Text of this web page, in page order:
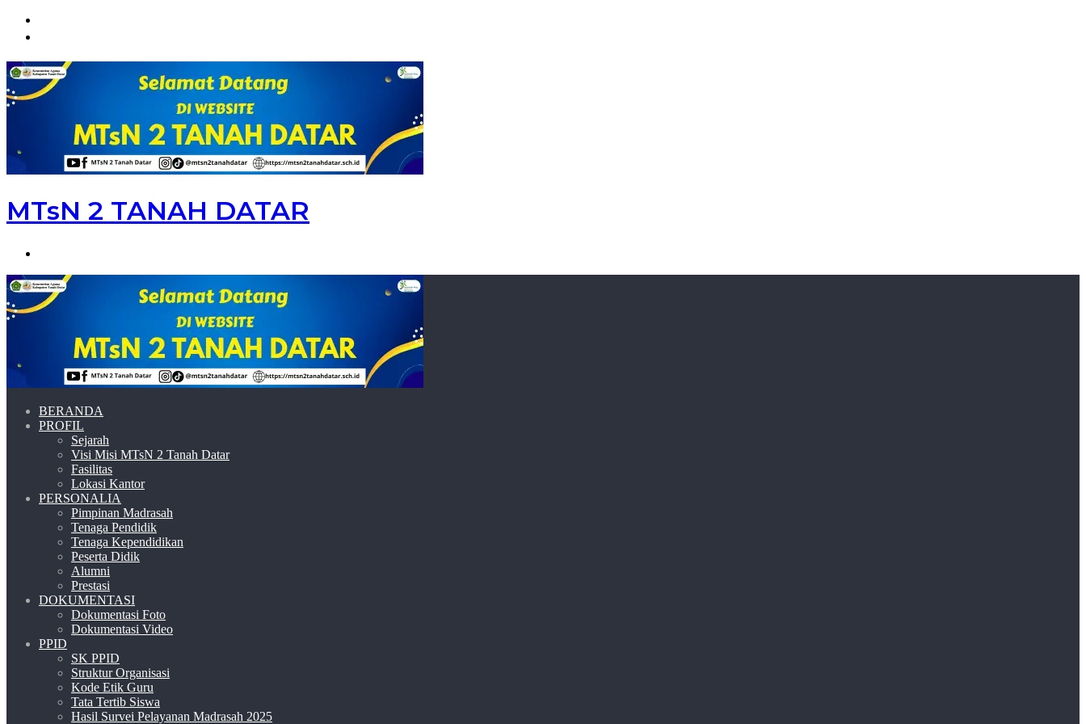
MTsN 2 TANAH DATAR
BERANDA
PROFIL
Sejarah
Visi Misi MTsN 2 Tanah Datar
Fasilitas
Lokasi Kantor
PERSONALIA
Pimpinan Madrasah
Tenaga Pendidik
Tenaga Kependidikan
Peserta Didik
Alumni
Prestasi
DOKUMENTASI
Dokumentasi Foto
Dokumentasi Video
PPID
SK PPID
Struktur Organisasi
Kode Etik Guru
Tata Tertib Siswa
Hasil Survei Pelayanan Madrasah 2025